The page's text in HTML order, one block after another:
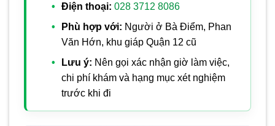
Điện thoại: 028 3712 8086
Phù hợp với: Người ở Bà Điểm, Phan
Văn Hớn, khu giáp Quận 12 cũ
Lưu ý: Nên gọi xác nhận giờ làm việc,
chi phí khám và hạng mục xét nghiệm
trước khi đi